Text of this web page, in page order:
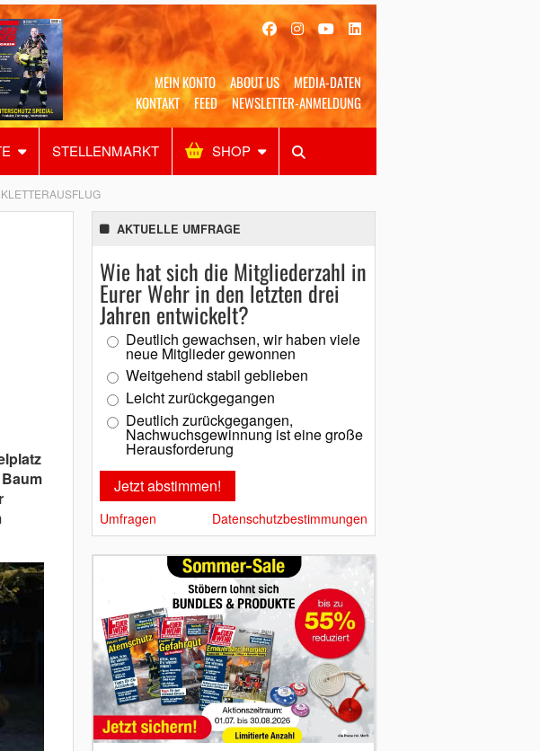
MEIN KONTO ABOUT US
MEDIA-DATEN
KONTAKT
FEED NEWSLETTER-ANMELDUNG
STELLENMARKT SHOP
Alles Shop SUCHEN
AKTUELLE UMFRAGE
Wie hat sich die Mitgliederzahl in
Eurer Wehr in den letzten drei
Jahren entwickelt?
Deutlich gewachsen, wir haben viele
neue Mitglieder gewonnen
Weitgehend stabil geblieben
Leicht zurückgegangen
Deutlich zurückgegangen,
Nachwuchsgewinnung ist eine große
Herausforderung
Umfragen Datenschutzbestimmungen